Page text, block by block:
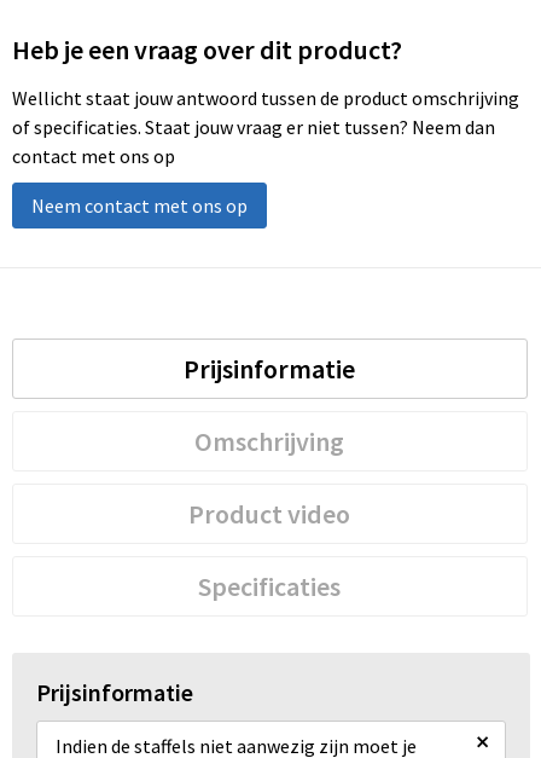
Heb je een vraag over dit product?
Wellicht staat jouw antwoord tussen de product omschrijving
of specificaties. Staat jouw vraag er niet tussen? Neem dan
contact met ons op
Neem contact met ons op
Prijsinformatie
Omschrijving
Product video
Specificaties
Prijsinformatie
Indien de staffels niet aanwezig zijn moet je ×